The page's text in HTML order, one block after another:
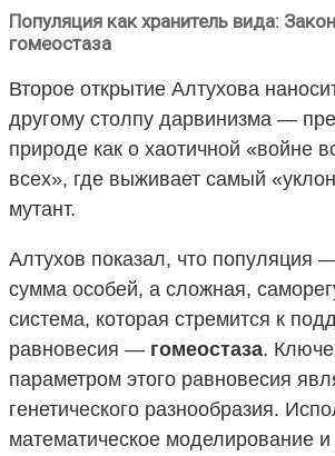
Популяция как хранитель вида:
гомеостаза
Второе открытие Алтухова
другому столпу дарвинизма —
природе как о хаотичной «войне
всех», где выживает самый
мутант.
Алтухов показал, что популяция
сумма особей, а сложная,
система, которая стремится к
равновесия — гомеостаза.
параметром этого равновесия
генетического разнообразия.
математическое моделирование